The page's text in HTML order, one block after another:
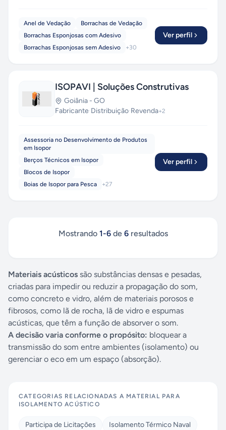
Anel de Vedação
Borrachas de Vedação
Borrachas Esponjosas com Adesivo
Borrachas Esponjosas sem Adesivo
+30
Ver perfil
ISOPAVI | Soluções Construtivas
Goiânia - GO
Fabricante·Distribuição·Revenda+2
Assessoria no Desenvolvimento de Produtos
em Isopor
Berços Técnicos em Isopor
Blocos de Isopor
Boias de Isopor para Pesca
+27
Ver perfil
Mostrando 1-6de 6resultados
Materiais acústicos são substâncias densas e pesadas,
criadas para impedir ou reduzir a propagação do som,
como concreto e vidro, além de materiais porosos e
fibrosos, como lã de rocha, lã de vidro e espumas
acústicas, que têm a função de absorver o som.
A decisão varia conforme o propósito: bloquear a
transmissão do som entre ambientes (isolamento) ou
gerenciar o eco em um espaço (absorção).
CATEGORIAS RELACIONADAS A MATERIAL PARA
ISOLAMENTO ACÚSTICO
Participa de Licitações
Isolamento Térmico Naval